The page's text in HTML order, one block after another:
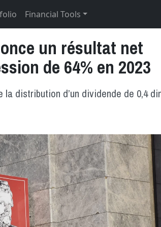
Financial Tools
un résultat net
de 64% en 2023
distribution d’un dividende de 0,4